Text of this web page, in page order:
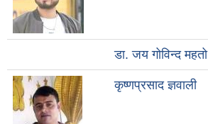
डा. जय गोविन्द महतो
कृष्णप्रसाद ज्ञवाली